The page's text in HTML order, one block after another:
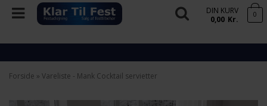
DIN KURV
0,00 Kr. 0
Forside » Vareliste - Mank Cocktail servietter